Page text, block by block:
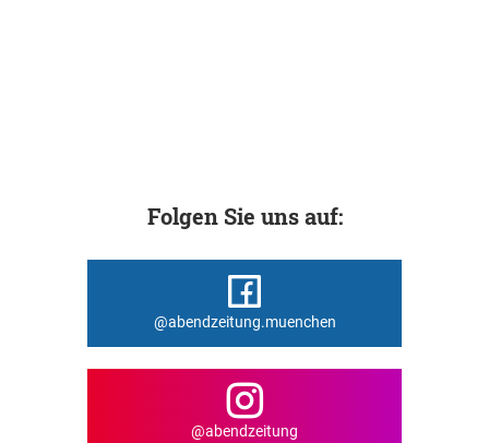
Folgen Sie uns auf:
@abendzeitung.muenchen
@abendzeitung